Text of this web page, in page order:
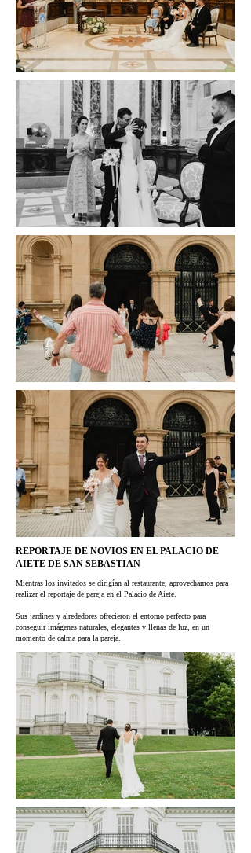
REPORTAJE DE NOVIOS EN EL PALACIO DE
AIETE DE SAN SEBASTIAN
Mientras los invitados se dirigían al restaurante, aprovechamos para
realizar el reportaje de pareja en el Palacio de Aiete.
Sus jardines y alrededores ofrecieron el entorno perfecto para
conseguir imágenes naturales, elegantes y llenas de luz, en un
momento de calma para la pareja.